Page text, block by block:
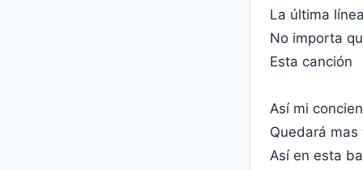
La última
No importa
Esta canción
Así mi
Quedará mas
Así en esta